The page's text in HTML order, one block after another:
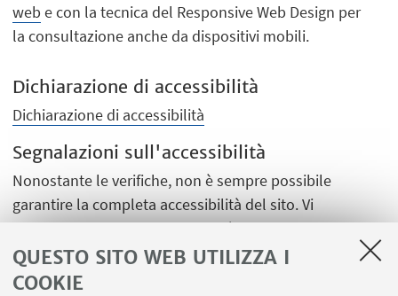
QUESTO SITO WEB UTILIZZA I
COOKIE
web e con la tecnica del Responsive Web Design per
la consultazione anche da dispositivi mobili.
Dichiarazione di accessibilità
Dichiarazione di accessibilità
Segnalazioni sull'accessibilità
Nonostante le verifiche, non è sempre possibile
garantire la completa accessibilità del sito. Vi
preghiamo di segnalarci difficoltà riscontrate
nell'accesso alle informazioni e ai servizi scrivendo
aaccessibile@unibo.it